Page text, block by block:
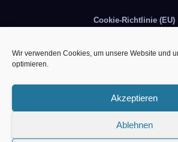
Wir verwenden Cookies, um unsere Website und
optimieren.
Akzeptieren
Ablehnen
Cookie-Richtlinie (EU)
Hay Day die Acker Pflanzen Hay
Hay Day ein mobiles Farmspiel